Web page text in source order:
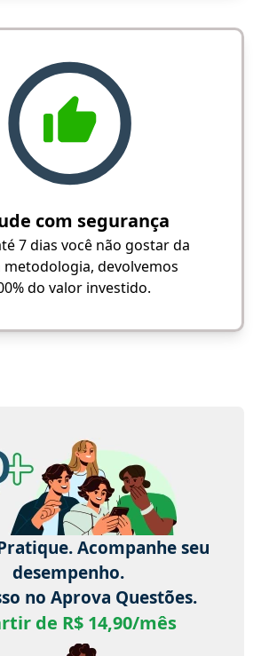
com segurança
7 dias você não gostar da
metodologia, devolvemos
do valor investido.
Acompanhe seu
desempenho.
no Aprova Questões.
de R$ 14,90/mês